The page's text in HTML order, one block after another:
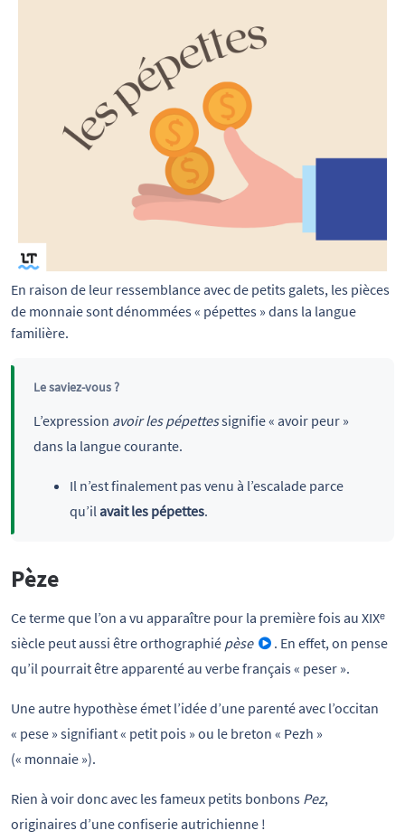
En raison de leur ressemblance avec de petits galets, les pièces
de monnaie sont dénommées « pépettes » dans la langue
familière.
Le saviez-vous ?
L’expression avoir les pépettessignifie « avoir peur »
dans la langue courante.
Il n’est finalement pas venu à l’escalade parce
qu’ilavait les pépettes.
Pèze
Ce terme que l’on a vu apparaître pour la première fois au XIXᵉ
siècle peut aussi être orthographié pèse
. En effet, on pense
qu’il pourrait être apparenté au verbe français « peser ».
Une autre hypothèse émet l’idée d’une parenté avec l’occitan
« pese » signifiant « petit pois » ou le breton « Pezh »
(« monnaie »).
Rien à voir donc avec les fameux petits bonbons Pez,
originaires d’une confiserie autrichienne !